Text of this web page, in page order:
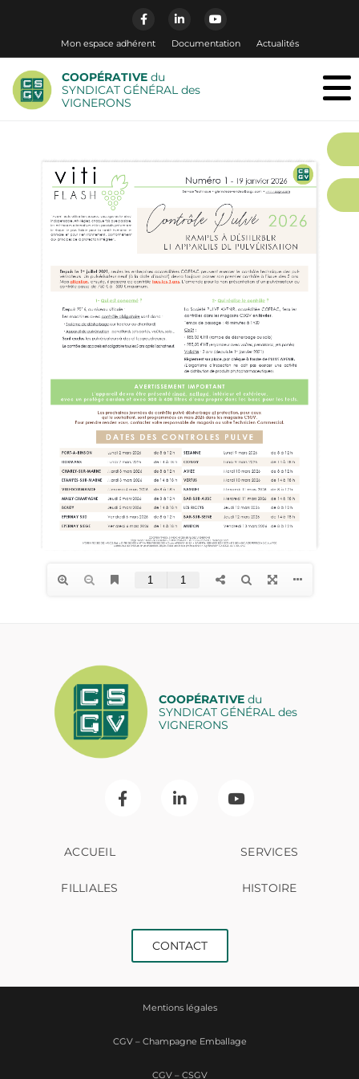
Mon espace adhérent Documentation Actualités
COOPÉRATIVE du
SYNDICAT GÉNÉRAL des
VIGNERONS
COOPÉRATIVEdu
SYNDICAT GÉNÉRAL des
VIGNERONS
ACCUEIL SERVICES
FILLIALES HISTOIRE
CONTACT
Mentions légales
CGV – Champagne Emballage
CGV – CSGV